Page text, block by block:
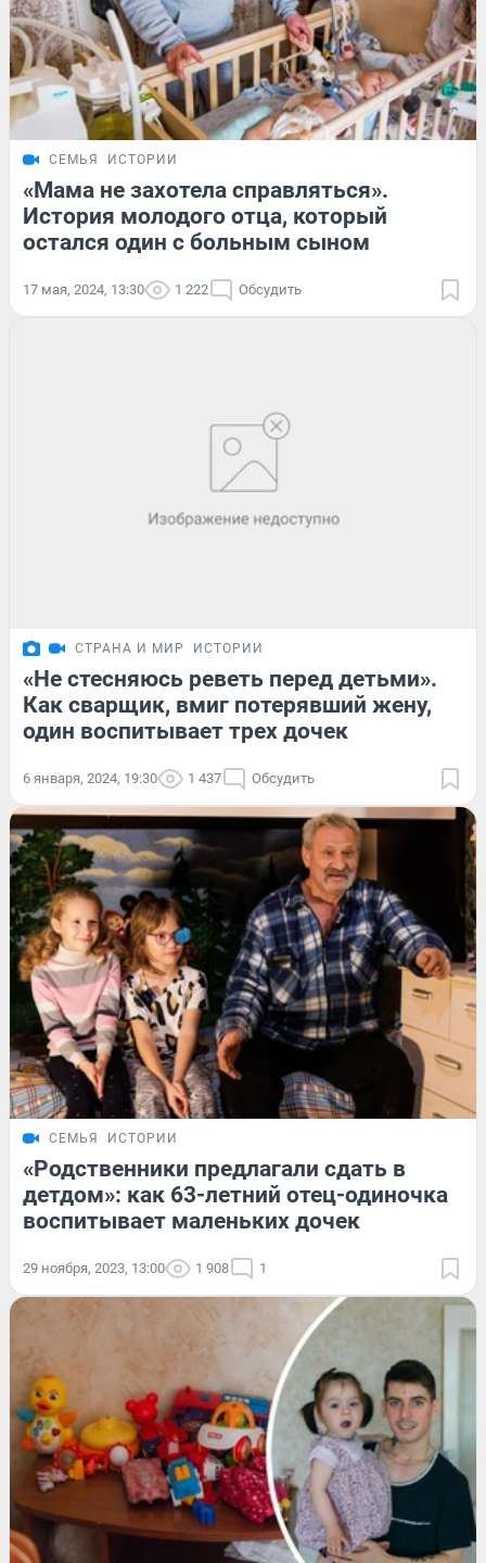
СЕМЬЯ ИСТОРИИ
«Мама не захотела справляться».
История молодого отца, который
остался один с больным сыном
17 мая, 2024, 13:30 1 222 Обсудить
СТРАНА И МИР ИСТОРИИ
«Не стесняюсь реветь перед детьми».
Как сварщик, вмиг потерявший жену,
один воспитывает трех дочек
6 января, 2024, 19:30 1 437 Обсудить
СЕМЬЯ ИСТОРИИ
«Родственники предлагали сдать в
детдом»: как 63-летний отец-одиночка
воспитывает маленьких дочек
29 ноября, 2023, 13:00 1 908 1